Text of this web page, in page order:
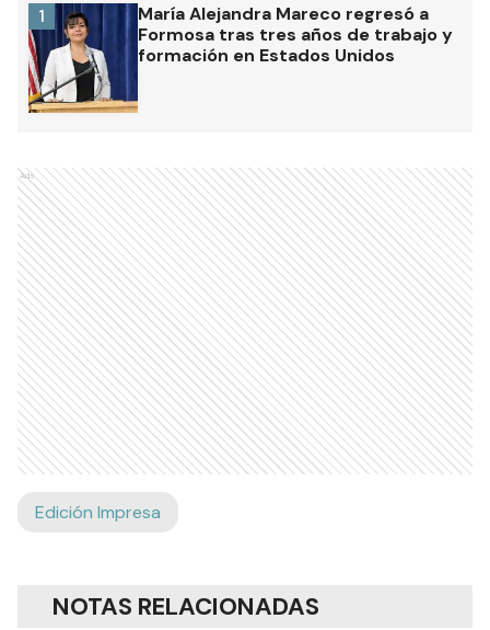
María Alejandra Mareco regresó a
Formosa tras tres años de trabajo y
formación en Estados Unidos
1
Ads
Edición Impresa
NOTAS RELACIONADAS